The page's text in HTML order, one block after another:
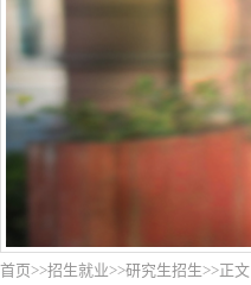
首页>>招生就业>>研究生招生>>正文